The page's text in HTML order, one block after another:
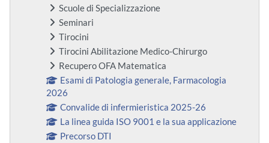
Scuole di Specializzazione
Seminari
Tirocini
Tirocini Abilitazione Medico-Chirurgo
Recupero OFA Matematica
Esami di Patologia generale, Farmacologia
2026
Convalide di infermieristica 2025-26
La linea guida ISO 9001 e la sua applicazione
Precorso DTI